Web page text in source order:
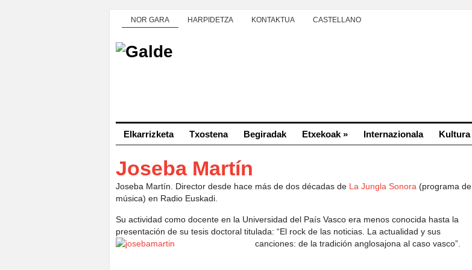
NOR GARA HARPIDETZA KONTAKTUA CASTELLANO
Elkarrizketa Txostena Begiradak Etxekoak » Internazionala Kultura
Joseba Martín
Joseba Martín. Director desde hace más de dos décadas de La Jungla Sonora (programa de
música) en Radio Euskadi.
Su actividad como docente en la Universidad del País Vasco era menos conocida hasta la
presentación de su tesis doctoral titulada: “El rock de las noticias. La actualidad y sus
canciones: de la tradición anglosajona al caso vasco”.